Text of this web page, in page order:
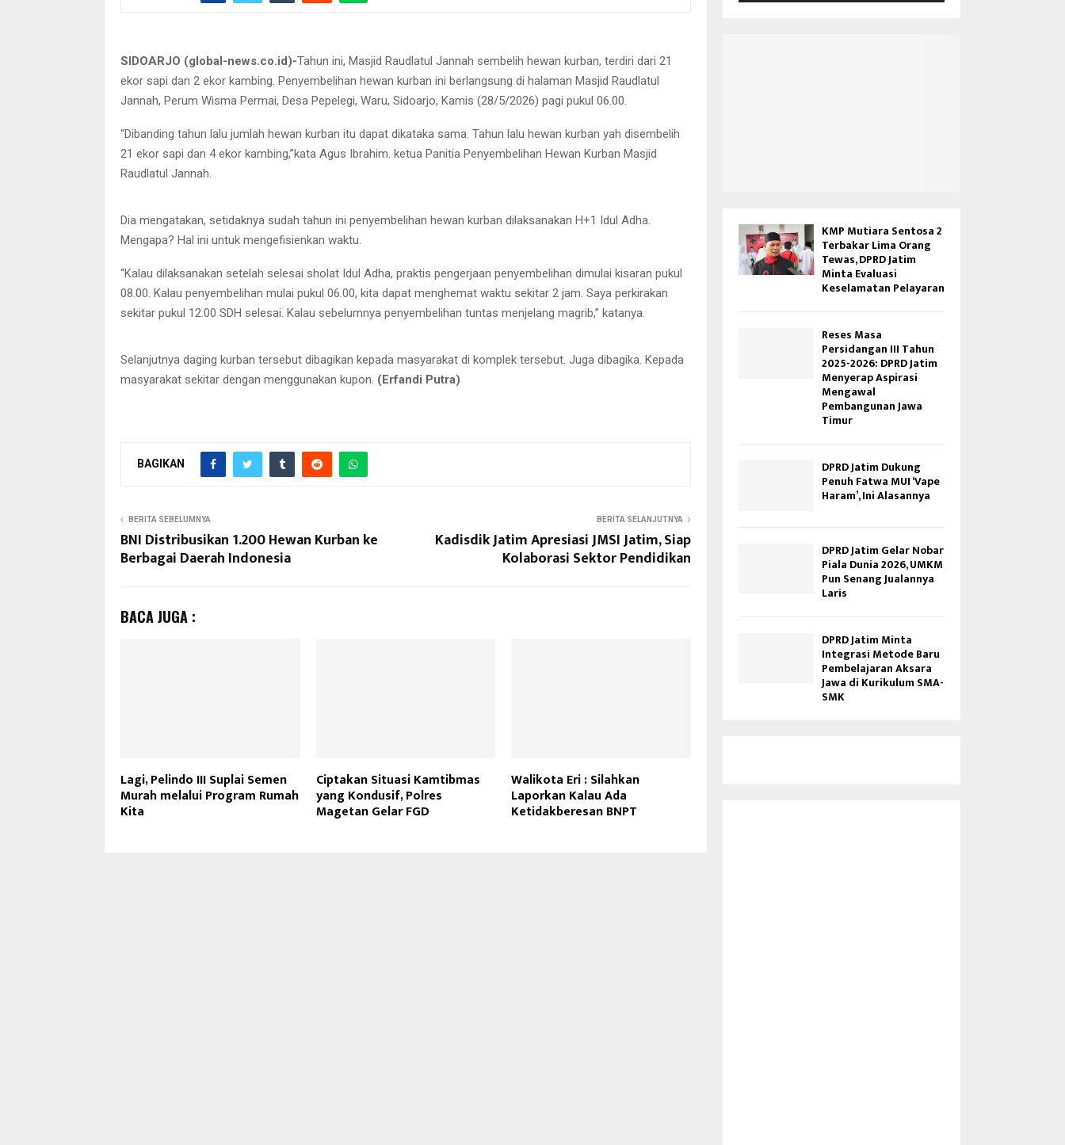
SIDOARJO (global-news.co.id)-Tahun ini, Masjid Raudlatul Jannah sembelih hewan kurban, terdiri dari 21
ekor sapi dan 2 ekor kambing. Penyembelihan hewan kurban ini berlangsung di halaman Masjid Raudlatul
Jannah, Perum Wisma Permai, Desa Pepelegi, Waru, Sidoarjo, Kamis (28/5/2026) pagi pukul 06.00.
“Dibanding tahun lalu jumlah hewan kurban itu dapat dikataka sama. Tahun lalu hewan kurban yah disembelih
21 ekor sapi dan 4 ekor kambing,”kata Agus Ibrahim. ketua Panitia Penyembelihan Hewan Kurban Masjid
Raudlatul Jannah.
Dia mengatakan, setidaknya sudah tahun ini penyembelihan hewan kurban dilaksanakan H+1 Idul Adha.
Mengapa? Hal ini untuk mengefisienkan waktu.
“Kalau dilaksanakan setelah selesai sholat Idul Adha, praktis pengerjaan penyembelihan dimulai kisaran pukul
08.00. Kalau penyembelihan mulai pukul 06.00, kita dapat menghemat waktu sekitar 2 jam. Saya perkirakan
sekitar pukul 12.00 SDH selesai. Kalau sebelumnya penyembelihan tuntas menjelang magrib,” katanya.
Selanjutnya daging kurban tersebut dibagikan kepada masyarakat di komplek tersebut. Juga dibagika. Kepada
masyarakat sekitar dengan menggunakan kupon. (Erfandi Putra)
BAGIKAN
BERITA SEBELUMNYA
BNI Distribusikan 1.200 Hewan Kurban ke
Berbagai Daerah Indonesia
BERITA SELANJUTNYA
Kadisdik Jatim Apresiasi JMSI Jatim, Siap
Kolaborasi Sektor Pendidikan
BACA JUGA :
Lagi, Pelindo III Suplai Semen
Murah melalui Program Rumah
Kita
Ciptakan Situasi Kamtibmas
yang Kondusif, Polres
Magetan Gelar FGD
Walikota Eri : Silahkan
Laporkan Kalau Ada
Ketidakberesan BNPT
KMP Mutiara Sentosa 2
Terbakar Lima Orang
Tewas, DPRD Jatim
Minta Evaluasi
Keselamatan Pelayaran
Reses Masa
Persidangan III Tahun
2025-2026: DPRD Jatim
Menyerap Aspirasi
Mengawal
Pembangunan Jawa
Timur
DPRD Jatim Dukung
Penuh Fatwa MUI ‘Vape
Haram’, Ini Alasannya
DPRD Jatim Gelar Nobar
Piala Dunia 2026, UMKM
Pun Senang Jualannya
Laris
DPRD Jatim Minta
Integrasi Metode Baru
Pembelajaran Aksara
Jawa di Kurikulum SMA-
SMK